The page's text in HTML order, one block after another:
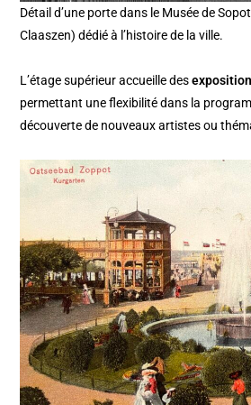
Détail d’une porte dans le Musée de
Claaszen) dédié à l’histoire de la ville.
L’étage supérieur accueille des
permettant une flexibilité dans la
découverte de nouveaux artistes ou